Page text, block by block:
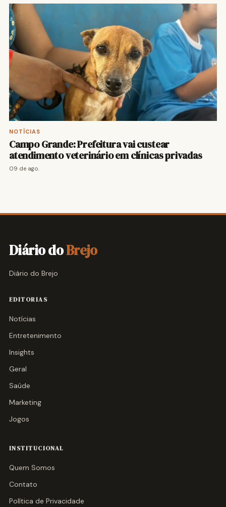
NOTÍCIAS
Campo Grande: Prefeitura vai custear
atendimento veterinário em clínicas privadas
09 de ago.
Diário doBrejo
Diário do Brejo
EDITORIAS
Notícias
Entretenimento
Insights
Geral
Saúde
Marketing
Jogos
INSTITUCIONAL
Quem Somos
Contato
Política de Privacidade